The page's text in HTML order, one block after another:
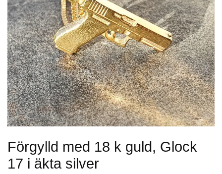
Förgylld med 18 k guld, Glock
17 i äkta silver